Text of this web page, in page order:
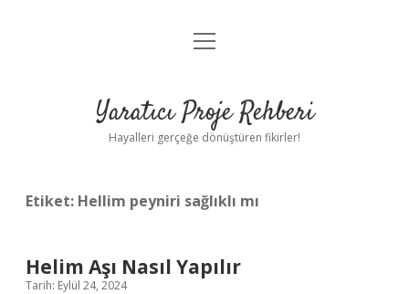
Anasayfa
Yasal Uyarı
menüyü
Yaratıcı Proje Rehberi
Hayalleri gerçeğe dönüştüren fikirler!
Etiket: Hellim peyniri sağlıklı mı
Helim Aşı Nasıl Yapılır
Tarih: Eylül 24, 2024